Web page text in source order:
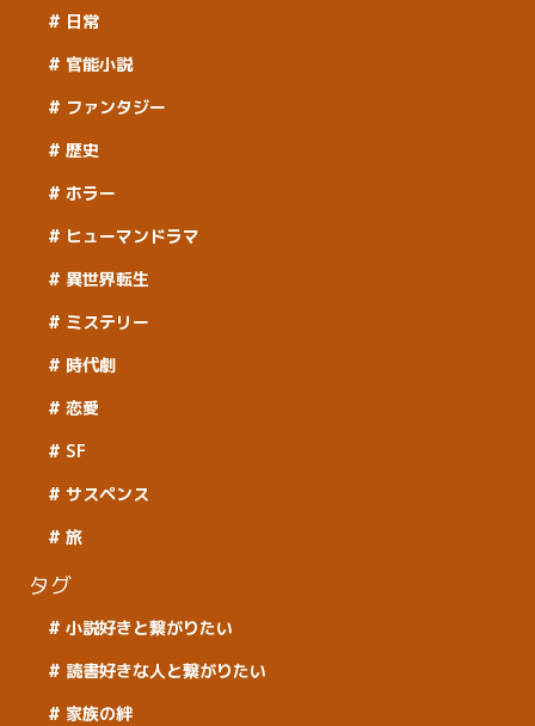
日常
官能小説
ファンタジー
歴史
ホラー
ヒューマンドラマ
異世界転生
ミステリー
時代劇
恋愛
SF
サスペンス
旅
タグ
小説好きと繋がりたい
読書好きな人と繋がりたい
家族の絆